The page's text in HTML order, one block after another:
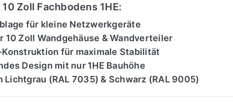
Zoll Fachbodens 1HE:
für kleine Netzwerkgeräte
10 Zoll Wandgehäuse & Wandverteiler
für maximale Stabilität
Design mit nur 1HE Bauhöhe
Lichtgrau (RAL 7035) & Schwarz (RAL 9005)